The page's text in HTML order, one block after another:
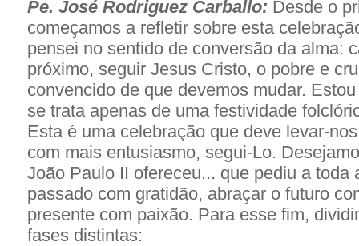
Pe. José Rodriguez Carballo: Desde o
começamos a refletir sobre esta
pensei no sentido de conversão da alma:
próximo, seguir Jesus Cristo, o pobre e
convencido de que devemos mudar.
se trata apenas de uma festividade
Esta é uma celebração que deve levar-
com mais entusiasmo, segui-Lo.
João Paulo II ofereceu... que pediu a toda
passado com gratidão, abraçar o futuro
presente com paixão. Para esse fim,
fases distintas: